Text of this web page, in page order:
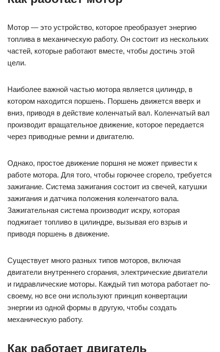
через приводные ремни и двигателю.
Однако, простое движение поршня не может привести к
работе мотора. Для того, чтобы горючее сгорело, требуется
зажигание. Система зажигания состоит из свечей, катушки
зажигания и датчика положения коленчатого вала.
поджигает топливо в цилиндре, вызывая его взрыв и
приводя поршень в движение.
Существует много разных типов моторов, включая
двигатели внутреннего сгорания, электрические двигатели
своему, но все они используют принцип конвертации
энергии из одной формы в другую, чтобы создать
механическую работу.
Как работает двигатель
перевода энергии в движение транспортного средства. Он
работает на принципе внутреннего сгорания топлива. Для
этого в двигатель поступает топливо и воздух, которые
смешиваются в цилиндрах.
После этого инициируется процесс сгорания смеси.
превратить полученную энергию во вращательное